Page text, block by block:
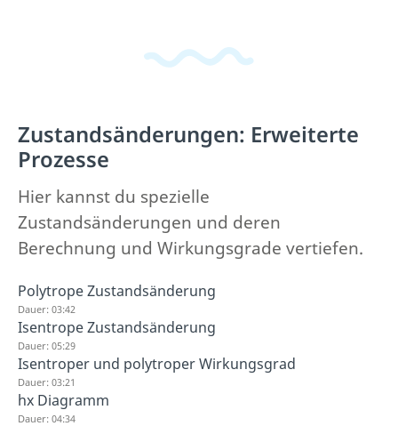
Zustandsänderungen: Erweiterte
Prozesse
Hier kannst du spezielle
Zustandsänderungen und deren
Berechnung und Wirkungsgrade vertiefen.
Polytrope Zustandsänderung
Dauer: 03:42
Isentrope Zustandsänderung
Dauer: 05:29
Isentroper und polytroper Wirkungsgrad
Dauer: 03:21
hx Diagramm
Dauer: 04:34